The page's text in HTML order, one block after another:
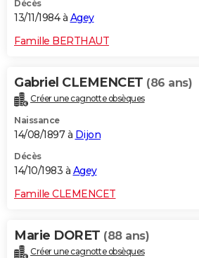
Décès
13/11/1984 à Agey
Famille BERTHAUT
Gabriel CLEMENCET (86 ans)
Créer une cagnotte obsèques
Naissance
14/08/1897 à Dijon
Décès
14/10/1983 à Agey
Famille CLEMENCET
Marie DORET (88 ans)
Créer une cagnotte obsèques